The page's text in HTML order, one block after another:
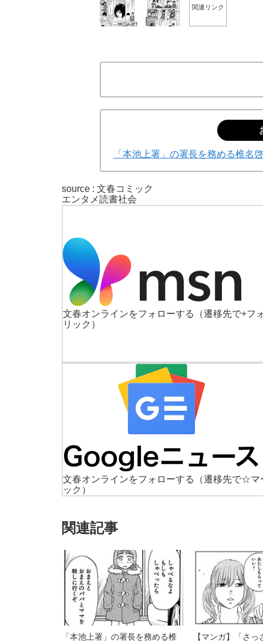
関連リンク
「本池上署」の署長を務める椎名
source : 文春コミック
エンタメ読書社会
文春オンラインをフォローする
（遷移先で+フ
リック）
文春オンラインをフォローする
（遷移先で☆マ
ック）
関連記事
「本池上署」の署長を務める椎
【マンガ】「さ